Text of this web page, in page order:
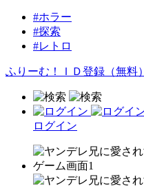
#ホラー
#探索
#レトロ
ふりーむ！ＩＤ登録（無料）
ログイン